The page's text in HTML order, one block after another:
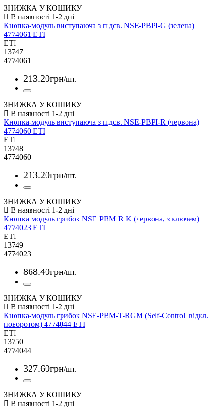
ЗНИЖКА У КОШИКУ
Кнопка-модуль виступаюча з підсв. NSE-PBPI-G (зелена)
4774061 ETI
ETI
13747
4774061
213.20грн/шт.
ЗНИЖКА У КОШИКУ
Кнопка-модуль виступаюча з підсв. NSE-PBPI-R (червона)
4774060 ETI
ETI
13748
4774060
213.20грн/шт.
ЗНИЖКА У КОШИКУ
Кнопка-модуль грибок NSE-PBM-R-K (червона, з ключем)
4774023 ETI
ETI
13749
4774023
868.40грн/шт.
ЗНИЖКА У КОШИКУ
Кнопка-модуль грибок NSE-PBM-T-RGM (Self-Control, відкл.
поворотом) 4774044 ETI
ETI
13750
4774044
327.60грн/шт.
ЗНИЖКА У КОШИКУ